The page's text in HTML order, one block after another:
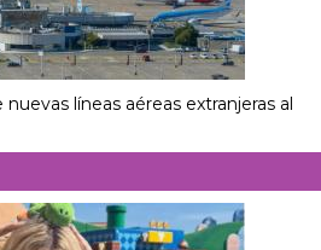
líneas aéreas extranjeras al